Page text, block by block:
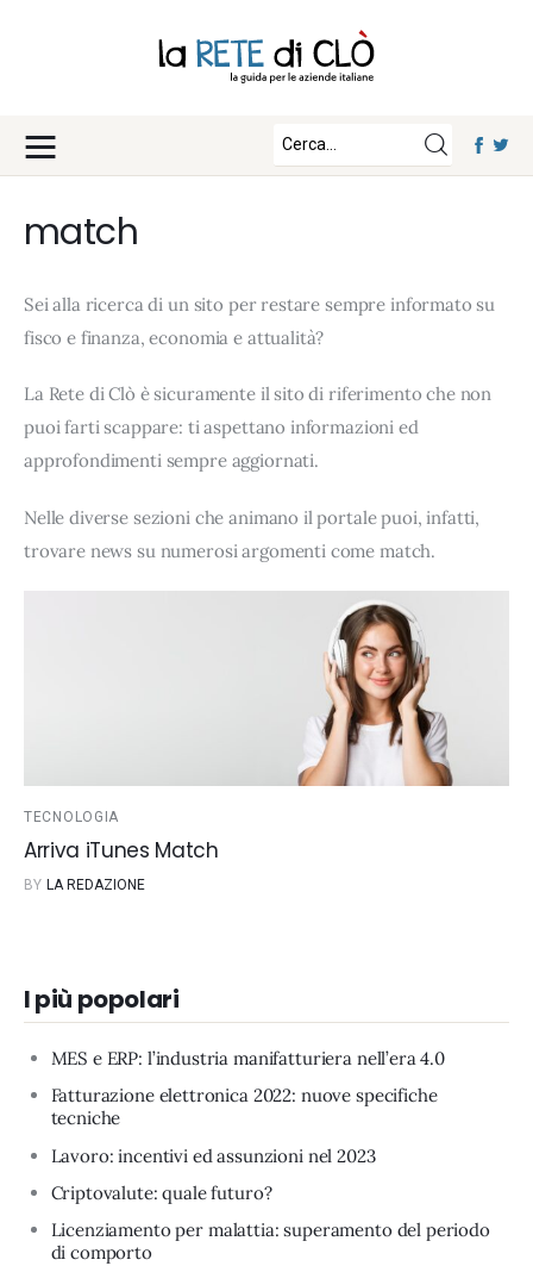
Fisco e Tasse
Economia e Finanza
Diritto e Norme
Iscriviti
Chi Siamo
Collabora con noi
Contatti
match
Sei alla ricerca di un sito per restare sempre informato su
fisco e finanza, economia e attualità?
La Rete di Clò è sicuramente il sito di riferimento che non
puoi farti scappare: ti aspettano informazioni ed
approfondimenti sempre aggiornati.
Nelle diverse sezioni che animano il portale puoi, infatti,
trovare news su numerosi argomenti come match.
TECNOLOGIA
Arriva iTunes Match
BY LA REDAZIONE
I più popolari
MES e ERP: l’industria manifatturiera nell’era 4.0
Fatturazione elettronica 2022: nuove specifiche
tecniche
Lavoro: incentivi ed assunzioni nel 2023
Criptovalute: quale futuro?
Licenziamento per malattia: superamento del periodo
di comporto